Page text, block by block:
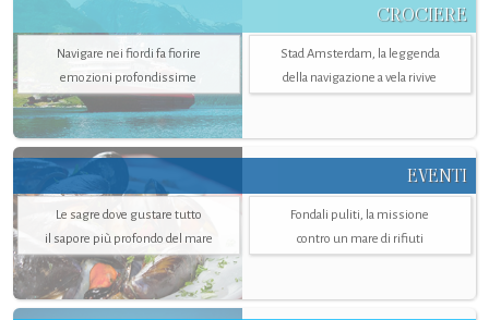
CROCIERE
Navigare nei fiordi fa fiorire
emozioni profondissime
Stad Amsterdam, la leggenda
della navigazione a vela rivive
EVENTI
Le sagre dove gustare tutto
il sapore più profondo del mare
Fondali puliti, la missione
contro un mare di rifiuti